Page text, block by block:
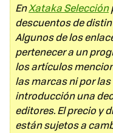
EnXataka Selección
descuentos de
Algunos de los
pertenecer a un
los artículos
las marcas ni por
introducción una
editores. El precio y
están sujetos a